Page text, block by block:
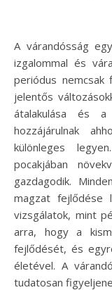
A várandósság egy csodálatos időszak, amely tele van
izgalommal és
periódus nemcsak
jelentős
átalakulása és a
hozzájárulnak
különleges
pocakjában
gazdagodik.
magzat fejlődése
vizsgálatok, mint
arra, hogy a
fejlődését, és
életével. A
tudatosan